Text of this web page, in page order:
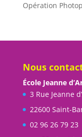
Opération
Nous
École Jeanne
3 Rue Jeanne
22600 Saint-
02 96 26 79 23